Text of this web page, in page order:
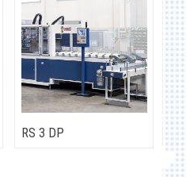
RS 3 DP